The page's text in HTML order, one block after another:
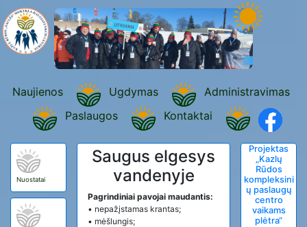
Naujienos Ugdymas
Administravimas
Paslaugos
Kontaktai
Nuostatai
Saugus elgesys
vandenyje
Pagrindiniai pavojai maudantis:
• nepažįstamas krantas;
• mėšlungis;
Projektas
„Kazlų
Rūdos
kompleksini
ų paslaugų
centro
vaikams
plėtra“